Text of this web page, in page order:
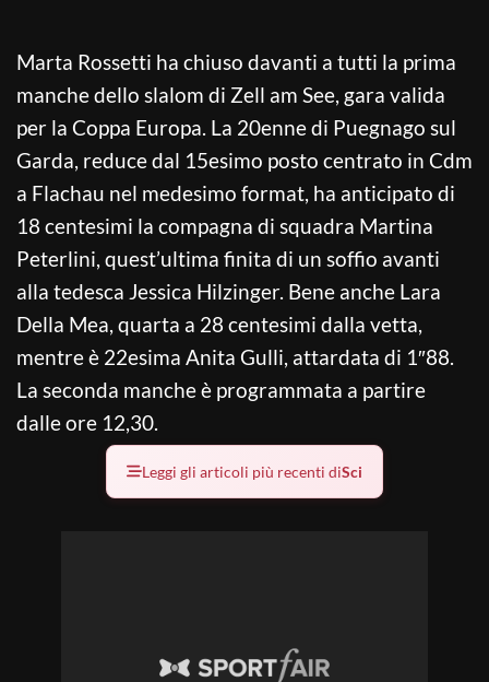
Marta Rossetti ha chiuso davanti a tutti la prima
manche dello slalom di Zell am See, gara valida
per la Coppa Europa. La 20enne di Puegnago sul
Garda, reduce dal 15esimo posto centrato in Cdm
a Flachau nel medesimo format, ha anticipato di
18 centesimi la compagna di squadra Martina
Peterlini, quest’ultima finita di un soffio avanti
alla tedesca Jessica Hilzinger. Bene anche Lara
Della Mea, quarta a 28 centesimi dalla vetta,
mentre è 22esima Anita Gulli, attardata di 1″88.
La seconda manche è programmata a partire
dalle ore 12,30.
Leggi gli articoli più recenti diSci